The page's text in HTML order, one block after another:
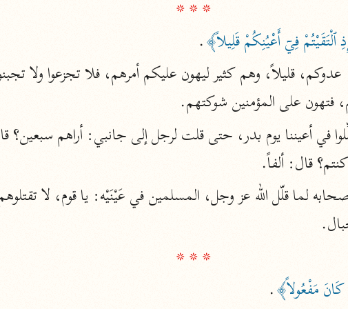
أخرى
أضواء البيان
محمد الأمين الشنقيطي (١٣٩٤ هـ)
نحو ١١ مجلدًا
نظم الدرر
البقاعي (٨٨٥ هـ)
التحرير والتنوير
* * *
فِيۤ أَعْيُنِكُمْ قَلِيلاً﴾.
فتهون على المؤمنين شوكتهم.
قال: ألفاً.
* * *
كَانَ مَفْعُولاً﴾.